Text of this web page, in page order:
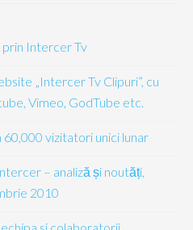
Intercer Tv
„Intercer Tv Clipuri”, cu
Vimeo, GodTube etc.
60,000 vizitatori unici lunar
– analiză și noutăți,
2010